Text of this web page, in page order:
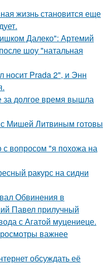
жизнь становится еще
Далеко": Артемий
шоу "натальная
носит Prada 2", и Энн
долгое время вышла
с Мишей Литвиным готовы
вопросом "я похожа на
ракурс на сидни
Обвинения в
Павел прилучный
с Агатой муцениеце.
важнее
обсуждать её